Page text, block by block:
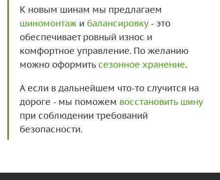
К новым шинам мы предлагаем
шиномонтаж и балансировку- это
обеспечивает ровный износ и
комфортное управление. По желанию
можно оформить сезонное хранение.
А если в дальнейшем что-то случится на
дороге - мы поможем восстановить шину
при соблюдении требований
безопасности.